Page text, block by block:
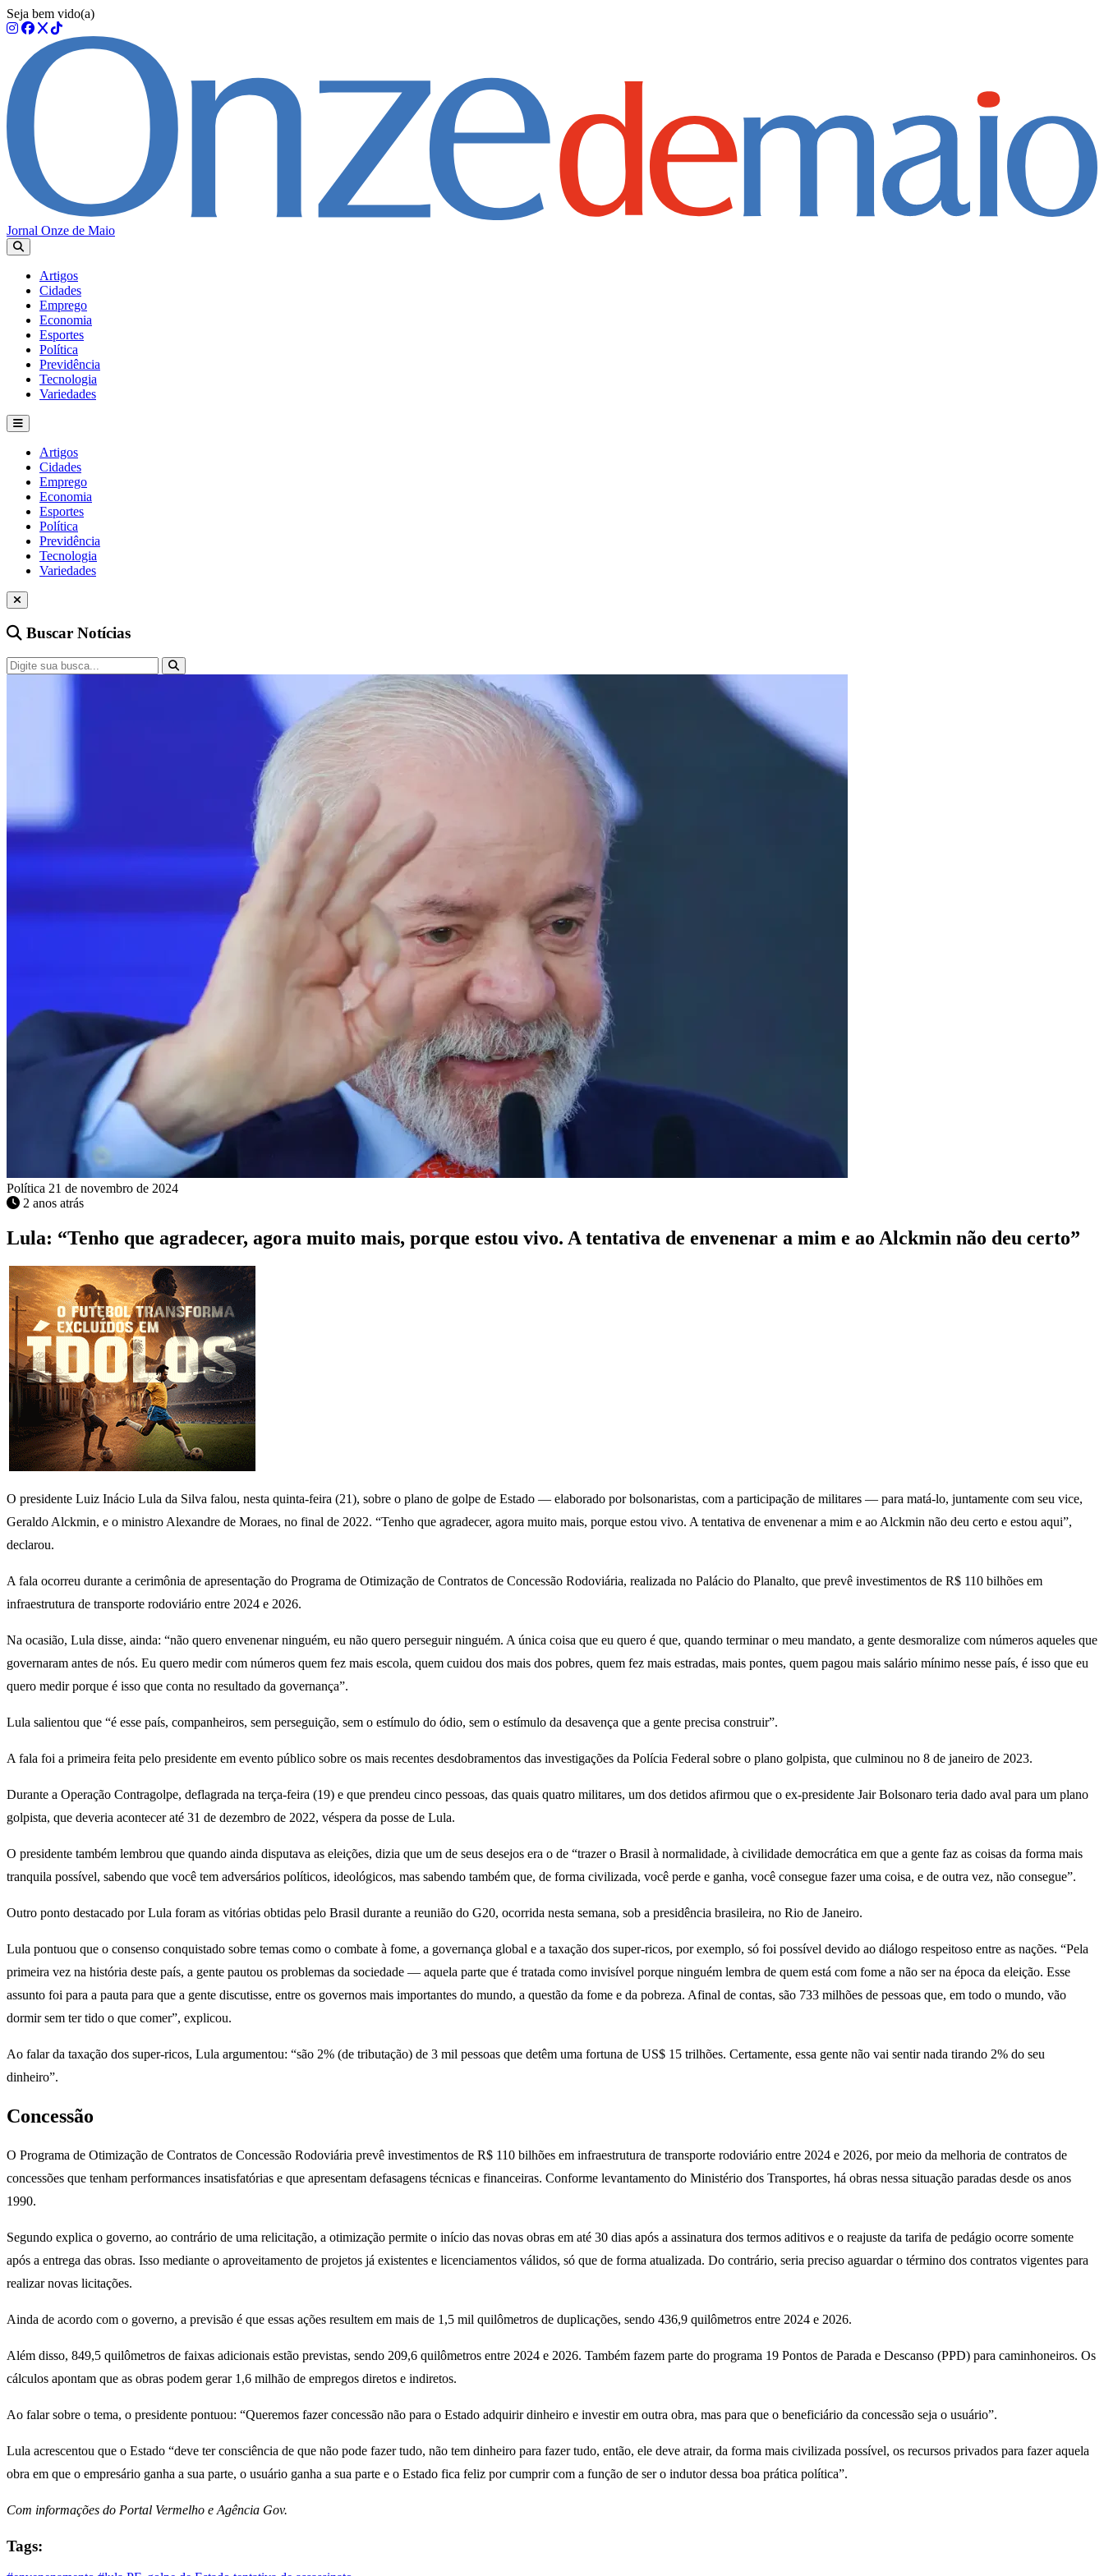
Seja bem vido(a)
Jornal Onze de Maio
Artigos
Cidades
Emprego
Economia
Esportes
Política
Previdência
Tecnologia
Variedades
Artigos
Cidades
Emprego
Economia
Esportes
Política
Previdência
Tecnologia
Variedades
Buscar Notícias
Política 21 de novembro de 2024
2 anos atrás
Lula: “Tenho que agradecer, agora muito mais, porque estou vivo. A tentativa de envenenar a mim e ao Alckmin não deu certo”
O presidente Luiz Inácio Lula da Silva falou, nesta quinta-feira (21), sobre o plano de golpe de Estado — elaborado por bolsonaristas, com a participação de militares — para matá-lo, juntamente com seu vice,
Geraldo Alckmin, e o ministro Alexandre de Moraes, no final de 2022. “Tenho que agradecer, agora muito mais, porque estou vivo. A tentativa de envenenar a mim e ao Alckmin não deu certo e estou aqui”,
declarou.
A fala ocorreu durante a cerimônia de apresentação do Programa de Otimização de Contratos de Concessão Rodoviária, realizada no Palácio do Planalto, que prevê investimentos de R$ 110 bilhões em
infraestrutura de transporte rodoviário entre 2024 e 2026.
Na ocasião, Lula disse, ainda: “não quero envenenar ninguém, eu não quero perseguir ninguém. A única coisa que eu quero é que, quando terminar o meu mandato, a gente desmoralize com números aqueles que
governaram antes de nós. Eu quero medir com números quem fez mais escola, quem cuidou dos mais dos pobres, quem fez mais estradas, mais pontes, quem pagou mais salário mínimo nesse país, é isso que eu
quero medir porque é isso que conta no resultado da governança”.
Lula salientou que “é esse país, companheiros, sem perseguição, sem o estímulo do ódio, sem o estímulo da desavença que a gente precisa construir”.
A fala foi a primeira feita pelo presidente em evento público sobre os mais recentes desdobramentos das investigações da Polícia Federal sobre o plano golpista, que culminou no 8 de janeiro de 2023.
Durante a Operação Contragolpe, deflagrada na terça-feira (19) e que prendeu cinco pessoas, das quais quatro militares, um dos detidos afirmou que o ex-presidente Jair Bolsonaro teria dado aval para um plano
golpista, que deveria acontecer até 31 de dezembro de 2022, véspera da posse de Lula.
O presidente também lembrou que quando ainda disputava as eleições, dizia que um de seus desejos era o de “trazer o Brasil à normalidade, à civilidade democrática em que a gente faz as coisas da forma mais
tranquila possível, sabendo que você tem adversários políticos, ideológicos, mas sabendo também que, de forma civilizada, você perde e ganha, você consegue fazer uma coisa, e de outra vez, não consegue”.
Outro ponto destacado por Lula foram as vitórias obtidas pelo Brasil durante a reunião do G20, ocorrida nesta semana, sob a presidência brasileira, no Rio de Janeiro.
Lula pontuou que o consenso conquistado sobre temas como o combate à fome, a governança global e a taxação dos super-ricos, por exemplo, só foi possível devido ao diálogo respeitoso entre as nações. “Pela
primeira vez na história deste país, a gente pautou os problemas da sociedade — aquela parte que é tratada como invisível porque ninguém lembra de quem está com fome a não ser na época da eleição. Esse
assunto foi para a pauta para que a gente discutisse, entre os governos mais importantes do mundo, a questão da fome e da pobreza. Afinal de contas, são 733 milhões de pessoas que, em todo o mundo, vão
dormir sem ter tido o que comer”, explicou.
Ao falar da taxação dos super-ricos, Lula argumentou: “são 2% (de tributação) de 3 mil pessoas que detêm uma fortuna de US$ 15 trilhões. Certamente, essa gente não vai sentir nada tirando 2% do seu
dinheiro”.
Concessão
O Programa de Otimização de Contratos de Concessão Rodoviária prevê investimentos de R$ 110 bilhões em infraestrutura de transporte rodoviário entre 2024 e 2026, por meio da melhoria de contratos de
concessões que tenham performances insatisfatórias e que apresentam defasagens técnicas e financeiras. Conforme levantamento do Ministério dos Transportes, há obras nessa situação paradas desde os anos
1990.
Segundo explica o governo, ao contrário de uma relicitação, a otimização permite o início das novas obras em até 30 dias após a assinatura dos termos aditivos e o reajuste da tarifa de pedágio ocorre somente
após a entrega das obras. Isso mediante o aproveitamento de projetos já existentes e licenciamentos válidos, só que de forma atualizada. Do contrário, seria preciso aguardar o término dos contratos vigentes para
realizar novas licitações.
Ainda de acordo com o governo, a previsão é que essas ações resultem em mais de 1,5 mil quilômetros de duplicações, sendo 436,9 quilômetros entre 2024 e 2026.
Além disso, 849,5 quilômetros de faixas adicionais estão previstas, sendo 209,6 quilômetros entre 2024 e 2026. Também fazem parte do programa 19 Pontos de Parada e Descanso (PPD) para caminhoneiros. Os
cálculos apontam que as obras podem gerar 1,6 milhão de empregos diretos e indiretos.
Ao falar sobre o tema, o presidente pontuou: “Queremos fazer concessão não para o Estado adquirir dinheiro e investir em outra obra, mas para que o beneficiário da concessão seja o usuário”.
Lula acrescentou que o Estado “deve ter consciência de que não pode fazer tudo, não tem dinheiro para fazer tudo, então, ele deve atrair, da forma mais civilizada possível, os recursos privados para fazer aquela
obra em que o empresário ganha a sua parte, o usuário ganha a sua parte e o Estado fica feliz por cumprir com a função de ser o indutor dessa boa prática política”.
Com informações do Portal Vermelho e Agência Gov.
Tags: